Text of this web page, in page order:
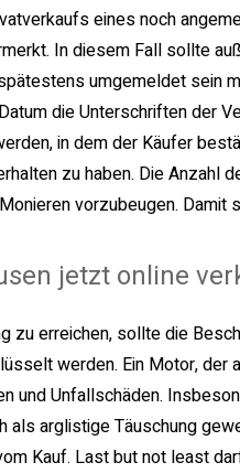
eines noch
In diesem Fall sollte
umgemeldet sein
die Unterschriften der
in dem der Käufer
zu haben. Die Anzahl
vorzubeugen. Damit
jetzt online
zu erreichen, sollte die
werden. Ein Motor,
und Unfallschäden.
als arglistige Täuschung
Kauf. Last but not least